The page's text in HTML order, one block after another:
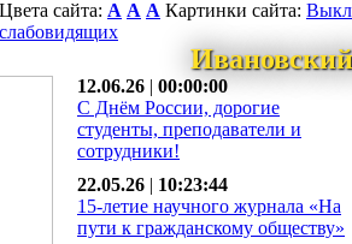
Цвета сайта: A A A Картинки сайта: Выкл
12.06.26 | 00:00:00
С Днём России, дорогие
студенты, преподаватели и
сотрудники!
22.05.26 | 10:23:44
15-летие научного журнала «На
пути к гражданскому обществу»